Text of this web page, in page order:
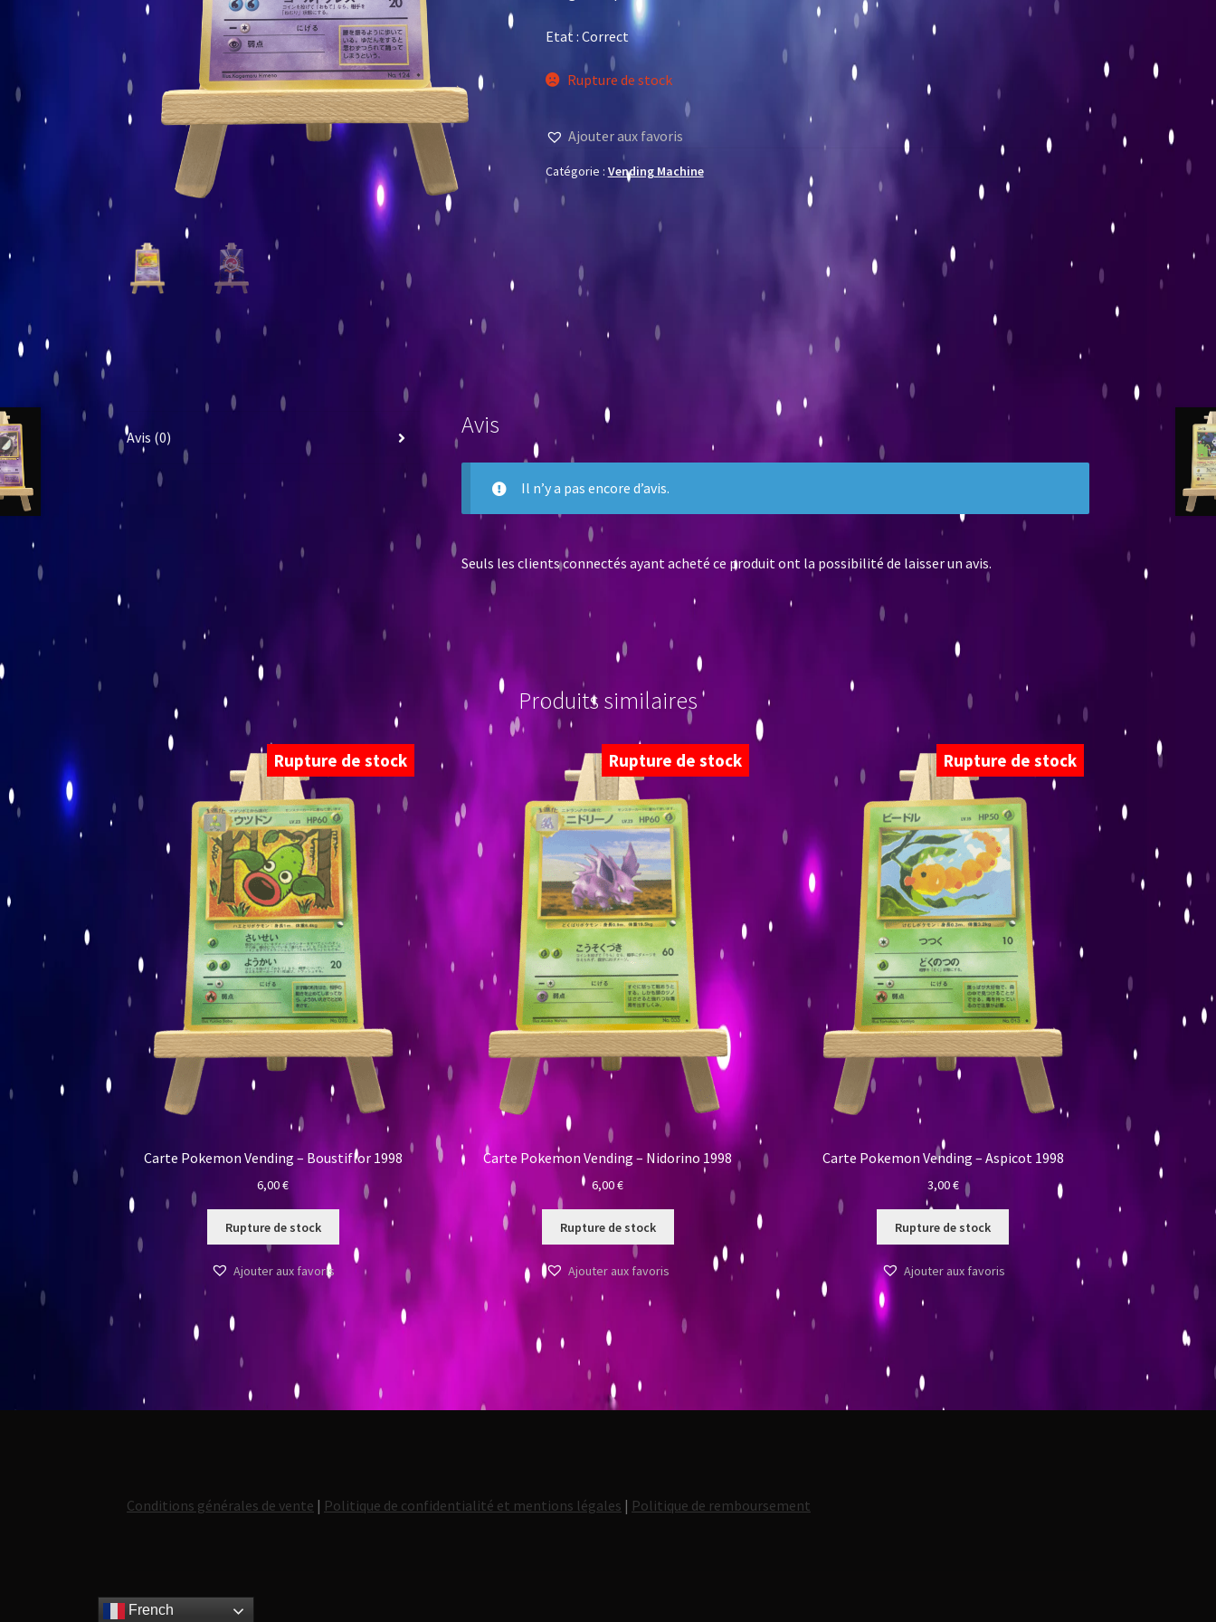
Etat : Correct
Rupture de stock
Ajouter aux favoris
Catégorie : Vending Machine
Avis (0) Avis
Il n’y a pas encore d’avis.
Seuls les clients connectés ayant acheté ce produit ont la possibilité de laisser un avis.
Produits similaires
Rupture de stock
Carte Pokemon Vending – Boustiflor 1998
6,00€
Rupture de stock
Ajouter aux favoris
Rupture de stock
Carte Pokemon Vending – Nidorino 1998
6,00€
Rupture de stock
Ajouter aux favoris
Rupture de stock
Carte Pokemon Vending – Aspicot 1998
3,00€
Rupture de stock
Ajouter aux favoris
Conditions générales de vente | Politique de confidentialité et mentions légales | Politique de remboursement
French